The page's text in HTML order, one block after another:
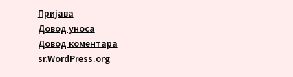
Пријава
Довод уноса
Довод коментара
sr.WordPress.org